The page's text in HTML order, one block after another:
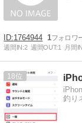
1764944 1
週間IN:2 週間OUT:1 月間
18
釣り